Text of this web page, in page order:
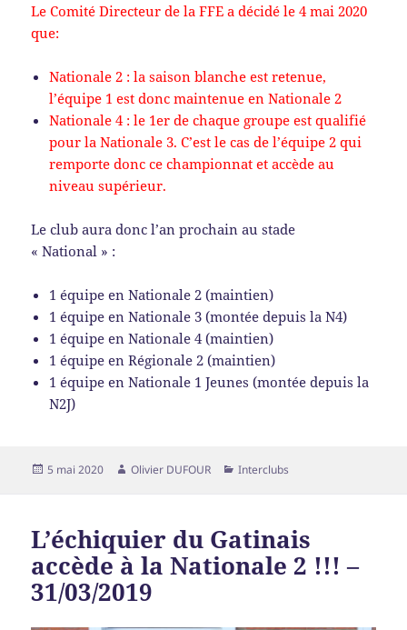
Le Comité Directeur de la FFE a décidé le 4 mai 2020
que:
Nationale 2 : la saison blanche est retenue,
l’équipe 1 est donc maintenue en Nationale 2
Nationale 4 : le 1er de chaque groupe est qualifié
pour la Nationale 3. C’est le cas de l’équipe 2 qui
remporte donc ce championnat et accède au
niveau supérieur.
Le club aura donc l’an prochain au stade
« National » :
1 équipe en Nationale 2 (maintien)
1 équipe en Nationale 3 (montée depuis la N4)
1 équipe en Nationale 4 (maintien)
1 équipe en Régionale 2 (maintien)
1 équipe en Nationale 1 Jeunes (montée depuis la
N2J)
Publié
5 mai 2020 Auteur
Olivier DUFOUR Catégories
Interclubs
L’échiquier du Gatinais
accède à la Nationale 2 !!! –
31/03/2019